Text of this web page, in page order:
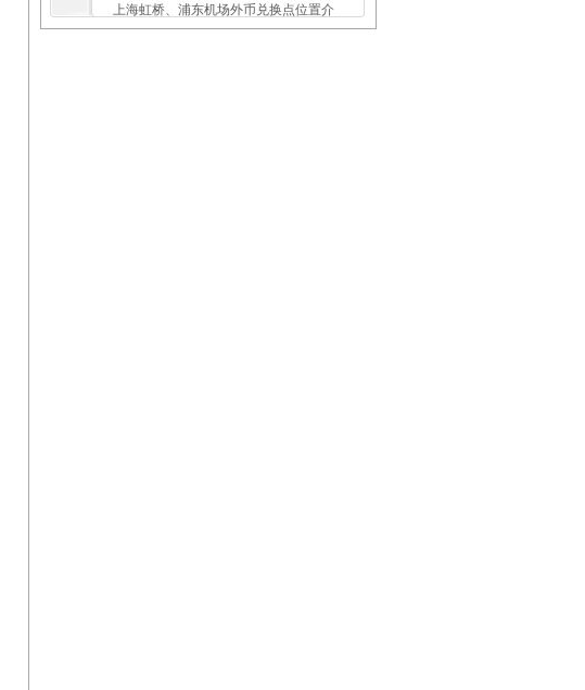
上海虹桥、浦东机场外币兑换点位置介
杭州长运汽车站发往萧山机场巴士时刻